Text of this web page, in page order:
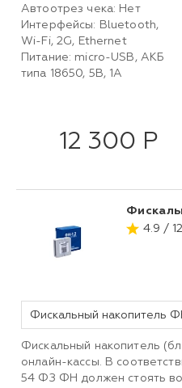
Автоотрез чека: Нет
Интерфейсы: Bluetooth,
Wi-Fi, 2G, Ethernet
Питание: micro-USB, АКБ
типа 18650, 5В, 1А
12 300 Р
4.9 /
Фискальный накопитель
Фискальный накопитель
онлайн-кассы. В
54 ФЗ ФН должен стоять